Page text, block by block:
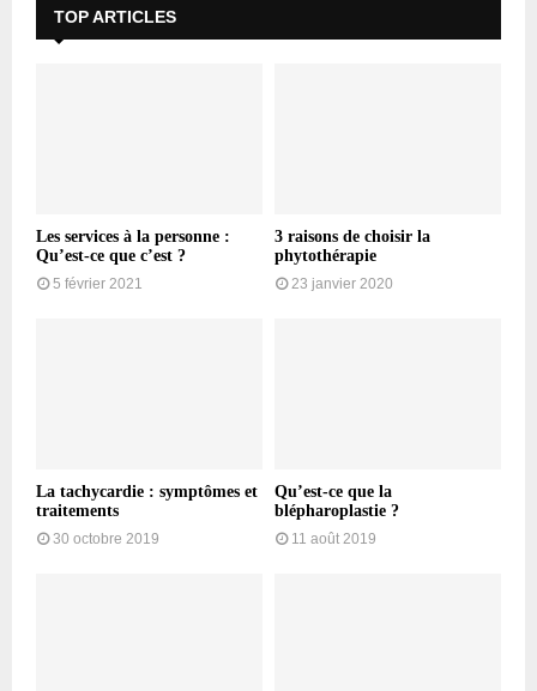
TOP ARTICLES
Les services à la personne :
Qu’est-ce que c’est ?
5 février 2021
3 raisons de choisir la
phytothérapie
23 janvier 2020
La tachycardie : symptômes et
traitements
30 octobre 2019
Qu’est-ce que la
blépharoplastie ?
11 août 2019